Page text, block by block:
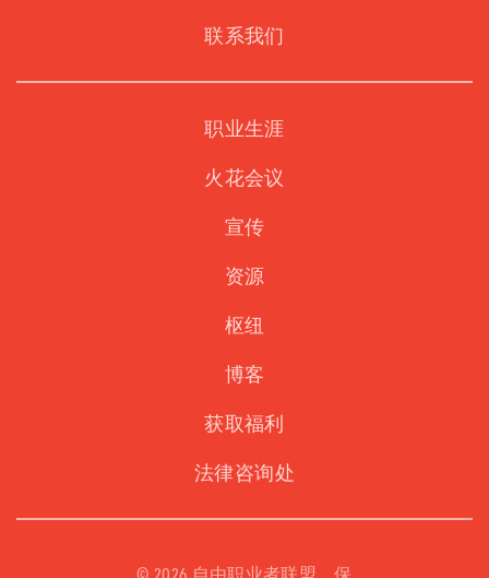
联系我们
职业生涯
火花会议
宣传
资源
枢纽
博客
获取福利
法律咨询处